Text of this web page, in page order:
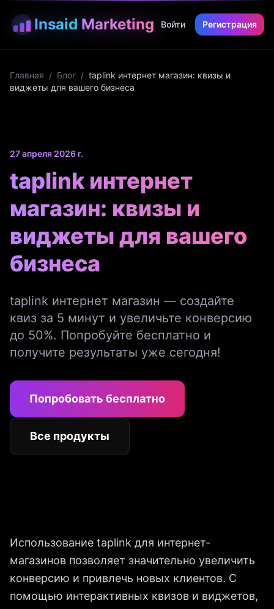
Insaid Marketing Войти Регистрация
Главная / Блог / taplink интернет магазин: квизы и
виджеты для вашего бизнеса
27 апреля 2026 г.
taplink интернет
магазин: квизы и
виджеты для вашего
бизнеса
taplink интернет магазин — создайте
квиз за 5 минут и увеличьте конверсию
до 50%. Попробуйте бесплатно и
получите результаты уже сегодня!
Попробовать бесплатно
Все продукты
Использование taplink для интернет-
магазинов позволяет значительно увеличить
конверсию и привлечь новых клиентов. С
помощью интерактивных квизов и виджетов,